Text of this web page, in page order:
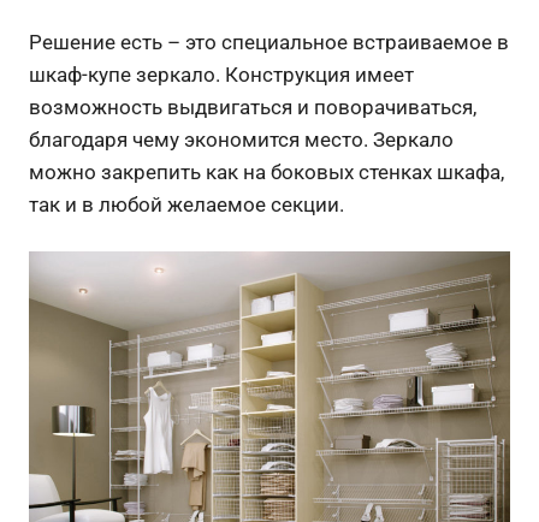
Решение есть – это специальное встраиваемое в
шкаф-купе зеркало. Конструкция имеет
возможность выдвигаться и поворачиваться,
благодаря чему экономится место. Зеркало
можно закрепить как на боковых стенках шкафа,
так и в любой желаемое секции.